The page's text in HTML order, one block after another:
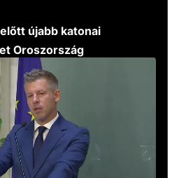
újabb katonai
Oroszország